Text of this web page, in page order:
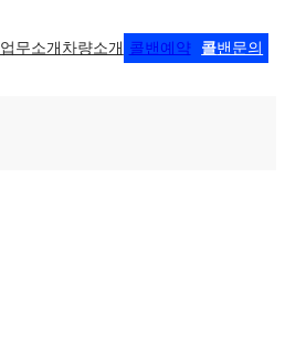
업무소개 차량소개 콜밴예약 콜밴문의